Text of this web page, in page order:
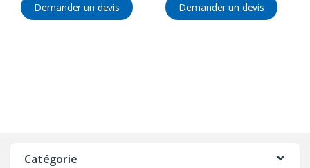
Demander un devis Demander un devis
Catégorie